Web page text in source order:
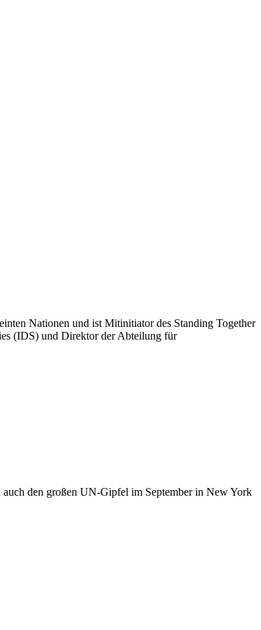
Nationen und ist Mitinitiator des Standing Together
(IDS) und Direktor der Abteilung für
auch den großen UN-Gipfel im September in New York